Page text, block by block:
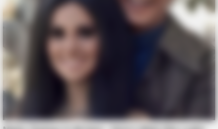
BUZZDAY
What This Snake Does—Experts Say You Can't Unsee It